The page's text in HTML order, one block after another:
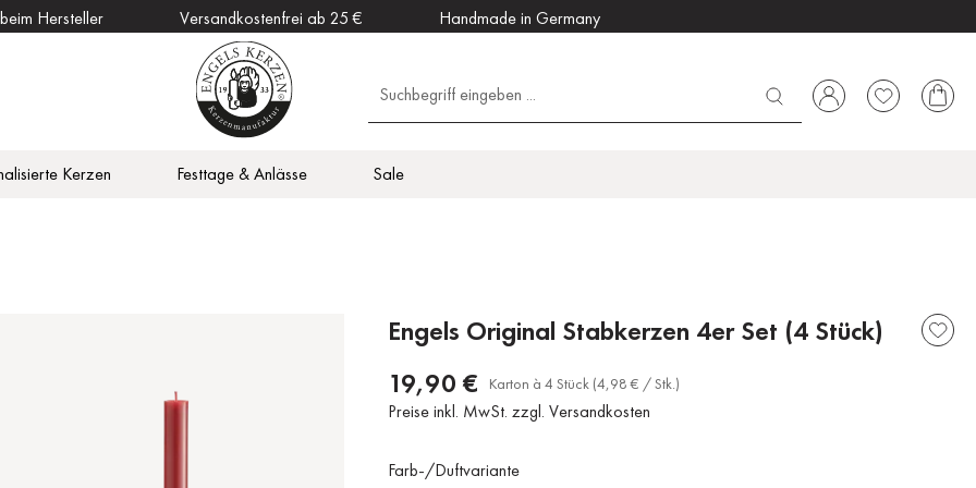
Hersteller Versandkostenfrei ab 25 € Handmade in Germany
Kerzen Festtage & Anlässe Sale
Engels Original Stabkerzen 4er Set (4 Stück)
19,90 €
Karton à 4 Stück (4,98 € / Stk.)
Preise inkl. MwSt. zzgl. Versandkosten
Farb-/Duftvariante